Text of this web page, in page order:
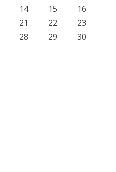
14 15
16
21 22
23
28 29
30